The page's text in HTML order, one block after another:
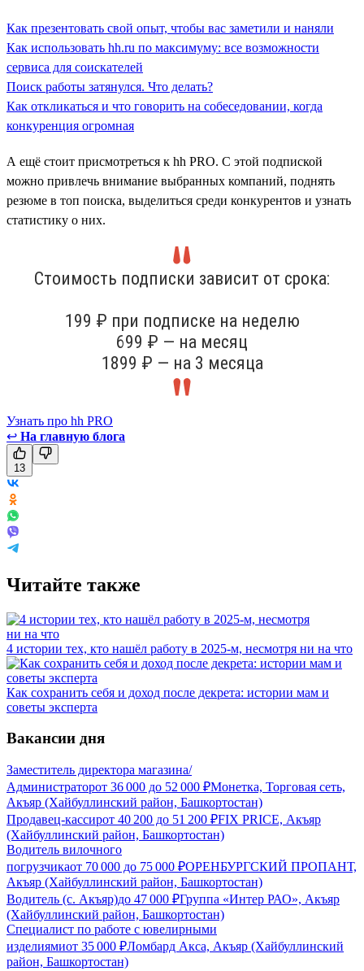
Как презентовать свой опыт, чтобы вас заметили и наняли
Как использовать hh.ru по максимуму: все возможности
сервиса для соискателей
Поиск работы затянулся. Что делать?
Как откликаться и что говорить на собеседовании, когда
конкуренция огромная
А ещё стоит присмотреться к hh PRO. С этой подпиской
можно привлечь внимание выбранных компаний, поднять
резюме в топ поиска, выделиться среди конкурентов и узнать
статистику о них.
Стоимость подписки зависит от срока:
199 ₽ при подписке на неделю
699 ₽ — на месяц
1899 ₽ — на 3 месяца
Узнать про hh PRO
↩ На главную блога
13
Читайте также
4 истории тех, кто нашёл работу в 2025-м, несмотря ни на что
Как сохранить себя и доход после декрета: истории мам и
советы эксперта
Вакансии дня
Заместитель директора магазина/
Администраторот 36 000 до 52 000 ₽Монетка, Торговая сеть,
Акъяр (Хайбуллинский район, Башкортостан)
Продавец-кассирот 40 200 до 51 200 ₽FIX PRICE, Акъяр
(Хайбуллинский район, Башкортостан)
Водитель вилочного
погрузчикаот 70 000 до 75 000 ₽ОРЕНБУРГСКИЙ ПРОПАНТ,
Акъяр (Хайбуллинский район, Башкортостан)
Водитель (с. Акъяр)до 47 000 ₽Группа «Интер РАО», Акъяр
(Хайбуллинский район, Башкортостан)
Специалист по работе с ювелирными
изделиямиот 35 000 ₽Ломбард Акса, Акъяр (Хайбуллинский
район, Башкортостан)